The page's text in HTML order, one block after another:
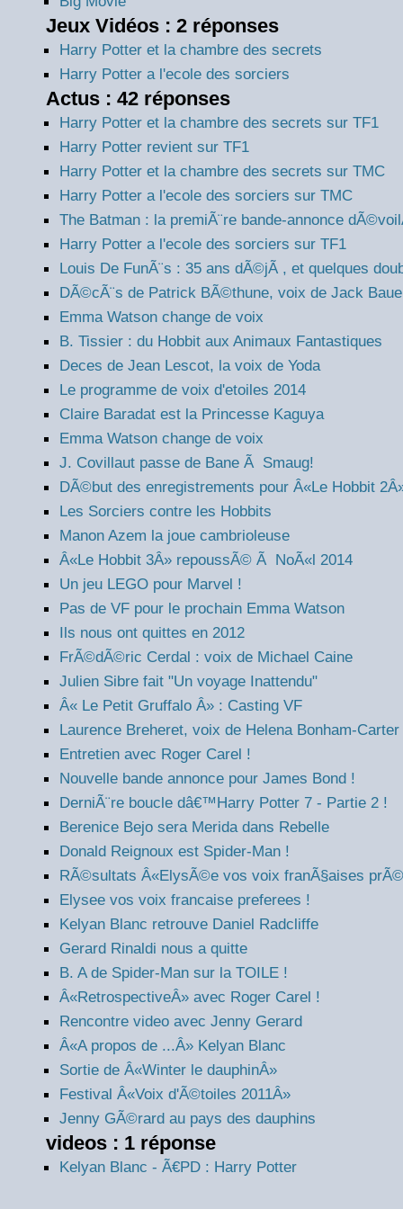
Jeux Vidéos : 2 réponses
Harry Potter et la chambre des secrets
Harry Potter a l'ecole des sorciers
Actus : 42 réponses
Harry Potter et la chambre des secrets sur TF1
Harry Potter revient sur TF1
Harry Potter et la chambre des secrets sur TMC
Harry Potter a l'ecole des sorciers sur TMC
The Batman : la premiÃ¨re bande-annonce
Harry Potter a l'ecole des sorciers sur TF1
Louis De FunÃ¨s : 35 ans dÃ©jÃ , et quelques
DÃ©cÃ¨s de Patrick BÃ©thune, voix de Jack
Emma Watson change de voix
B. Tissier : du Hobbit aux Animaux Fantastiques
Deces de Jean Lescot, la voix de Yoda
Le programme de voix d'etoiles 2014
Claire Baradat est la Princesse Kaguya
Emma Watson change de voix
J. Covillaut passe de Bane Ã Smaug!
DÃ©but des enregistrements pour Â«Le Hobbit
Les Sorciers contre les Hobbits
Manon Azem la joue cambrioleuse
Â«Le Hobbit 3Â» repoussÃ© Ã NoÃ«l 2014
Un jeu LEGO pour Marvel !
Pas de VF pour le prochain Emma Watson
Ils nous ont quittes en 2012
FrÃ©dÃ©ric Cerdal : voix de Michael Caine
Julien Sibre fait "Un voyage Inattendu"
Â« Le Petit Gruffalo Â» : Casting VF
Laurence Breheret, voix de Helena Bonham-Carter
Entretien avec Roger Carel !
Nouvelle bande annonce pour James Bond !
DerniÃ¨re boucle dâ€™Harry Potter 7 - Partie 2 !
Berenice Bejo sera Merida dans Rebelle
Donald Reignoux est Spider-Man !
RÃ©sultats Â«ElysÃ©e vos voix franÃ§aises
Elysee vos voix francaise preferees !
Kelyan Blanc retrouve Daniel Radcliffe
Gerard Rinaldi nous a quitte
B. A de Spider-Man sur la TOILE !
Â«RetrospectiveÂ» avec Roger Carel !
Rencontre video avec Jenny Gerard
Â«A propos de ...Â» Kelyan Blanc
Sortie de Â«Winter le dauphinÂ»
Festival Â«Voix d'Ã©toiles 2011Â»
Jenny GÃ©rard au pays des dauphins
videos : 1 réponse
Kelyan Blanc - Ã€PD : Harry Potter